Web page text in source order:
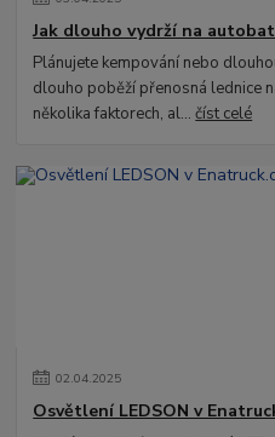
Jak dlouho vydrží na
Plánujete kempování nebo
dlouho poběží přenosná lednice
několika faktorech, al...číst celé
02.04.2025
Osvětlení LEDSON v